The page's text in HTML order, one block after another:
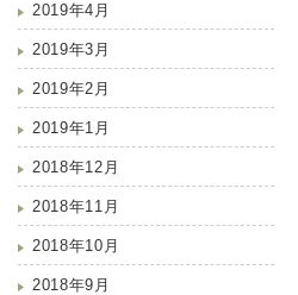
2019年4月
2019年3月
2019年2月
2019年1月
2018年12月
2018年11月
2018年10月
2018年9月